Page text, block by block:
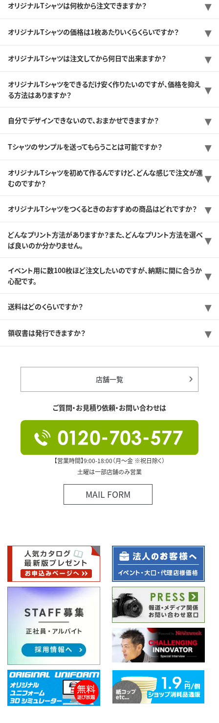
オリジナルTシャツは何枚から注文できますか？
オリジナルTシャツの価格は1枚あたりいくらくらいですか？
オリジナルTシャツは注文してから何日で出来ますか？
オリジナルTシャツをできるだけ安く作りたいのですが、価格を抑え
る方法はありますか？
自分でデザインできないので、おまかせできますか？
Tシャツのサンプルを送ってもらうことは可能ですか？
オリジナルTシャツを初めて作るんですけど、どんな感じで注文が進
むのですか？
オリジナルTシャツをつくるときのおすすめの商品はどれですか？
どんなプリント方法がありますか？また、どんなプリント方法を選べ
ば良いのか分かりません。
イベント用に数100枚ほど注文したいのですが、納期に間に合うか
心配です。
送料はどのくらいですか？
領収書は発行できますか？
店舗一覧
ご質問・お見積り依頼・お問い合わせは
【営業時間】9:00-18:00（月～金 ※祝日除く）
土曜は一部店舗のみ営業
MAIL FORM